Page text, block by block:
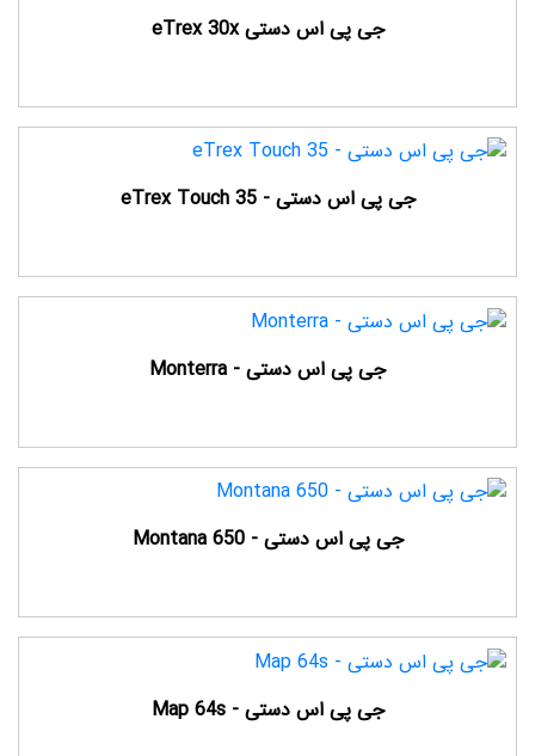
جی پی اس دستی eTrex 30x
جی پی اس دستی - eTrex Touch 35
جی پی اس دستی - Monterra
جی پی اس دستی - Montana 650
جی پی اس دستی - Map 64s